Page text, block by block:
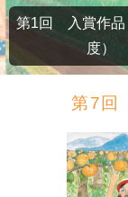
第1回 入賞作品
度）
第7回